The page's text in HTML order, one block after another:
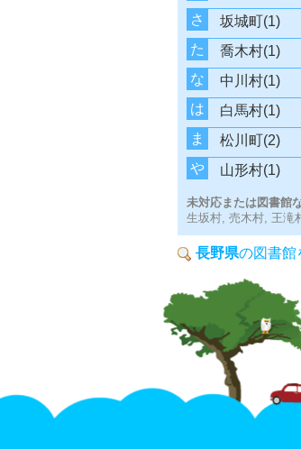
さ
坂城町(1)
た
喬木村(1)
な
中川村(1)
は
白馬村(1)
ま
松川町(2)
や
山形村(1)
未対応または図書館
生坂村, 売木村, 王滝
長野県の図書館